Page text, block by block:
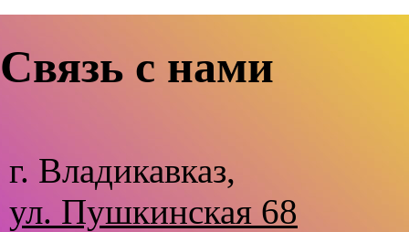
Связь с нами
г. Владикавказ,
ул. Пушкинская 68